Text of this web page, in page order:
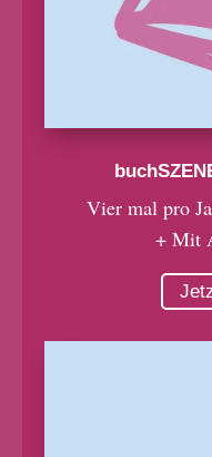
Vier mal pro
+ Mit